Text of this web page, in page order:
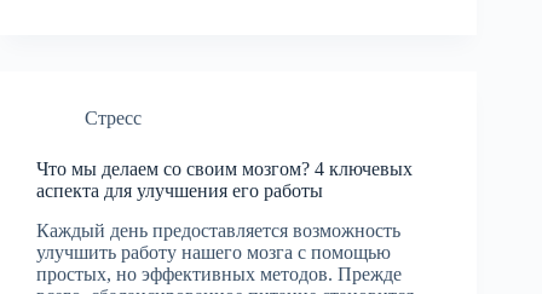
Стресс
Что мы делаем со своим мозгом? 4 ключевых
аспекта для улучшения его работы
Каждый день предоставляется возможность
улучшить работу нашего мозга с помощью
простых, но эффективных методов. Прежде